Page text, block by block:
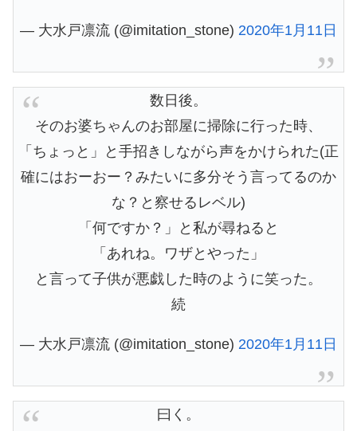
— 大水戸凛流 (@imitation_stone) 2020年1月11日
数日後。
そのお婆ちゃんのお部屋に掃除に行った時、
「ちょっと」と手招きしながら声をかけられた(正
確にはおーおー？みたいに多分そう言ってるのか
な？と察せるレベル)
「何ですか？」と私が尋ねると
「あれね。ワザとやった」
と言って子供が悪戯した時のように笑った。
続
— 大水戸凛流 (@imitation_stone) 2020年1月11日
曰く。